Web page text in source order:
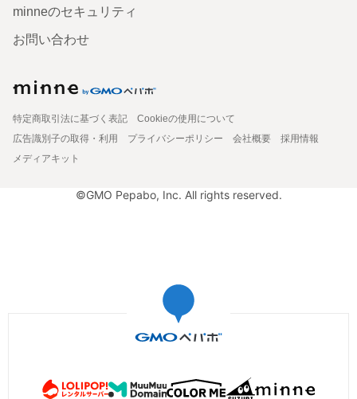
minneのセキュリティ
お問い合わせ
特定商取引法に基づく表記
Cookieの使用について
広告識別子の取得・利用
プライバシーポリシー 会社概要
採用情報
メディアキット
©GMO Pepabo, Inc. All rights reserved.